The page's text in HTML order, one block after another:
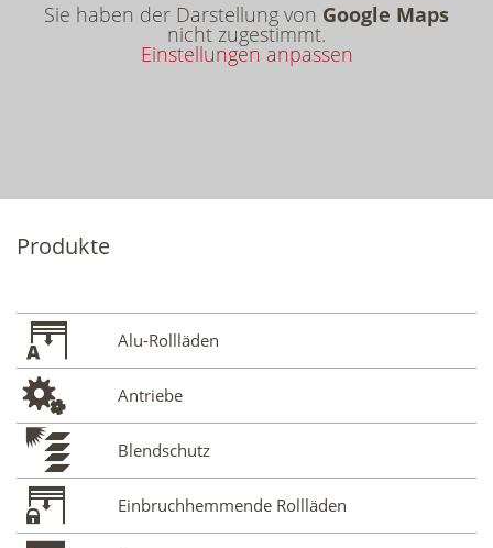
Sie haben der Darstellung von Google Maps
nicht zugestimmt.
Einstellungen anpassen
Produkte
Alu-Rollläden
Antriebe
Blendschutz
Einbruchhemmende Rollläden